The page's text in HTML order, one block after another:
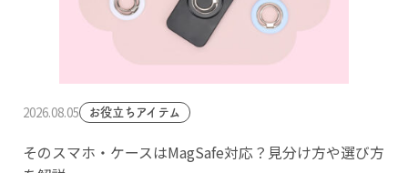
2026.08.05 お役立ちアイテム
そのスマホ・ケースはMagSafe対応？見分け方や選び方